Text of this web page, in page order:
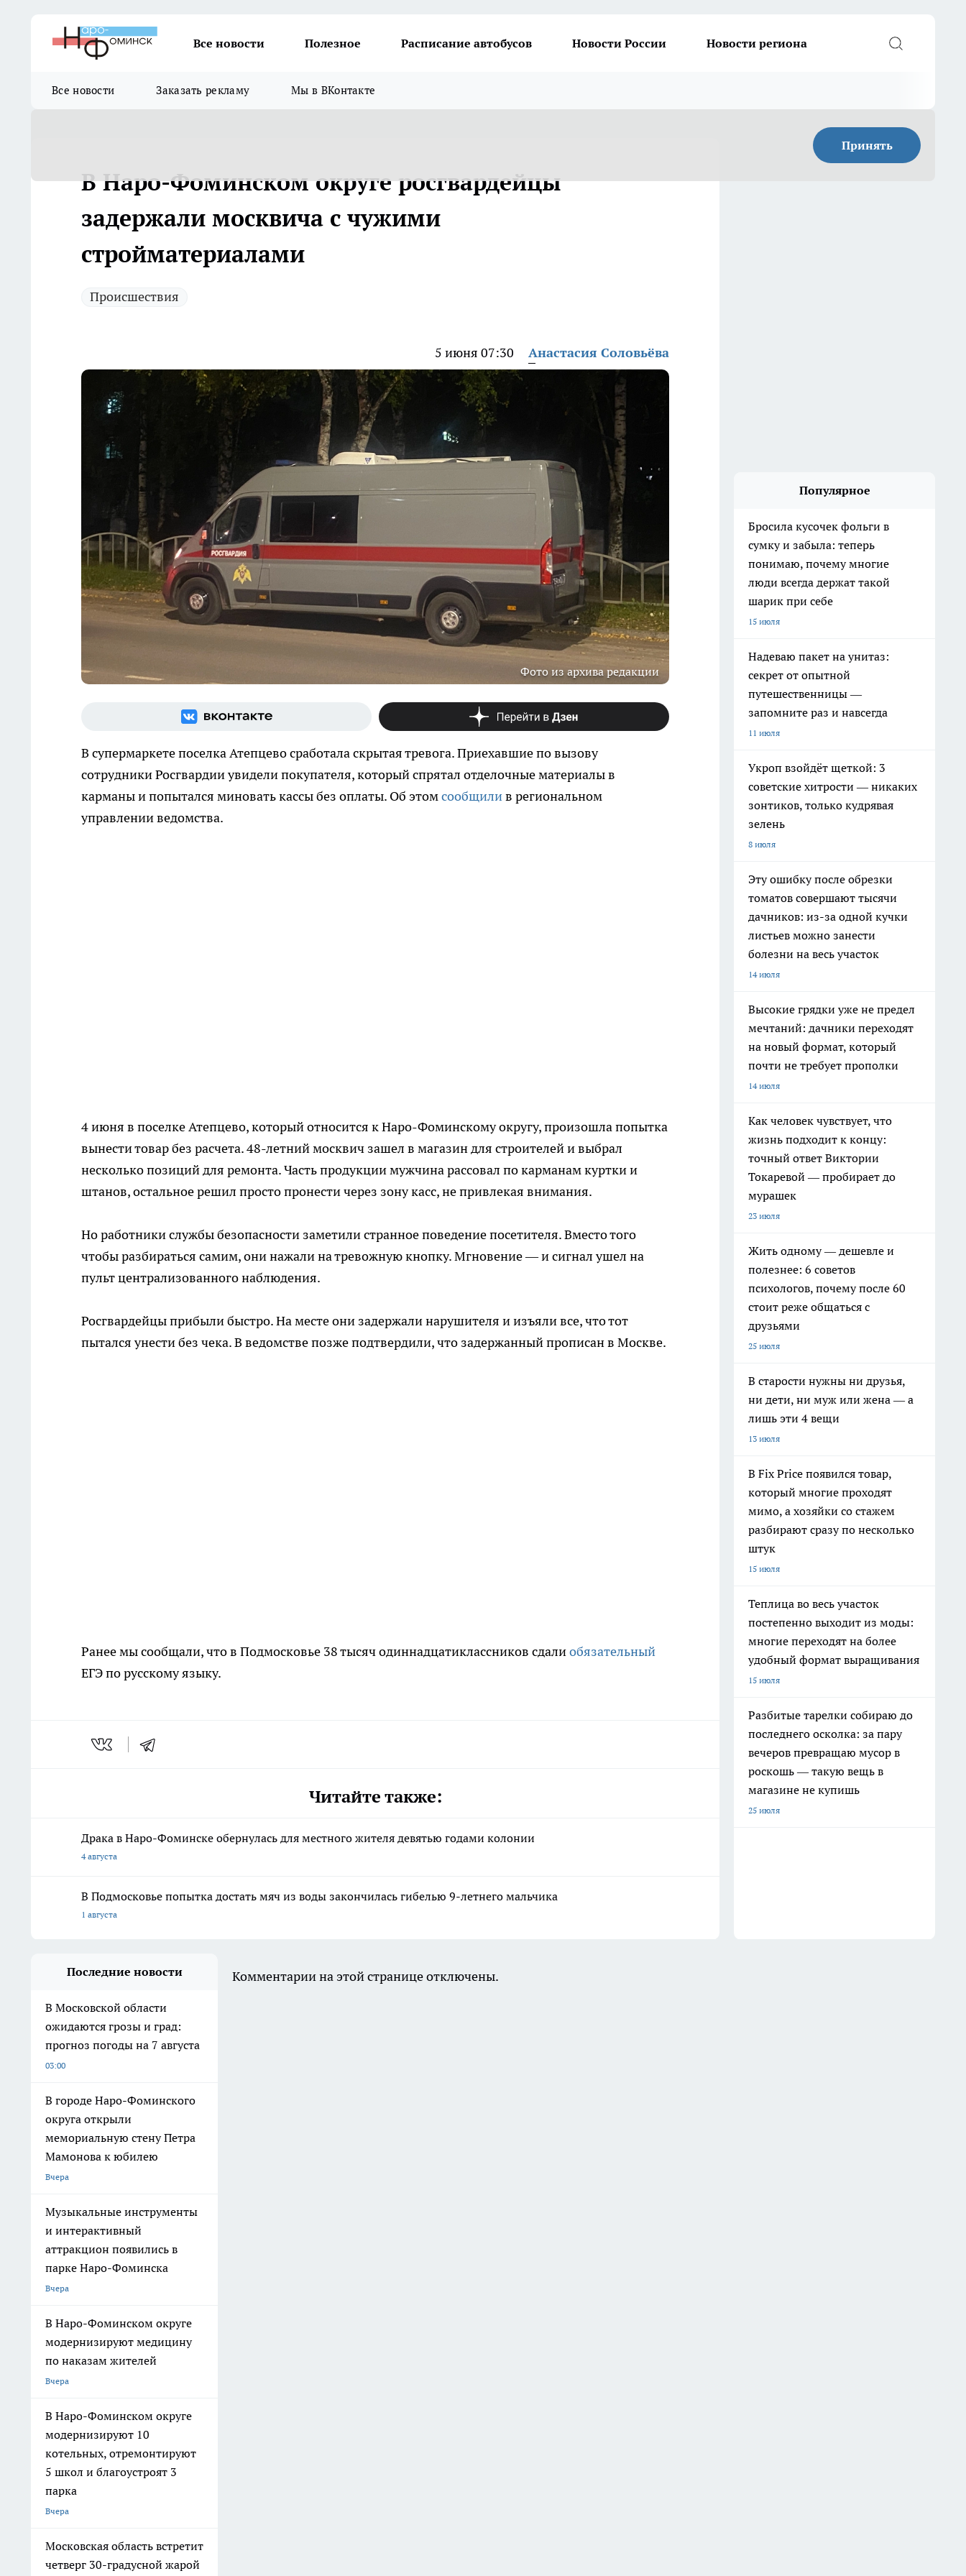
Все новости Полезное Расписание автобусов Новости России Новости региона
Все новости Заказать рекламу Мы в ВКонтакте
Принять
В Наро-Фоминском округе росгвардейцы
задержали москвича с чужими
стройматериалами
Происшествия
5 июня 07:30 Анастасия Соловьёва
Фото из архива редакции
В супермаркете поселка Атепцево сработала скрытая тревога. Приехавшие по вызову
сотрудники Росгвардии увидели покупателя, который спрятал отделочные материалы в
карманы и попытался миновать кассы без оплаты. Об этомсообщилив региональном
управлении ведомства.
4 июня в поселке Атепцево, который относится к Наро-Фоминскому округу, произошла попытка
вынести товар без расчета. 48-летний москвич зашел в магазин для строителей и выбрал
несколько позиций для ремонта. Часть продукции мужчина рассовал по карманам куртки и
штанов, остальное решил просто пронести через зону касс, не привлекая внимания.
Но работники службы безопасности заметили странное поведение посетителя. Вместо того
чтобы разбираться самим, они нажали на тревожную кнопку. Мгновение — и сигнал ушел на
пульт централизованного наблюдения.
Росгвардейцы прибыли быстро. На месте они задержали нарушителя и изъяли все, что тот
пытался унести без чека. В ведомстве позже подтвердили, что задержанный прописан в Москве.
Ранее мы сообщали, что в Подмосковье 38 тысяч одиннадцатиклассников сдалиобязательный
ЕГЭ по русскому языку.
Читайте также:
Драка в Наро-Фоминске обернулась для местного жителя девятью годами колонии
4 августа
В Подмосковье попытка достать мяч из воды закончилась гибелью 9-летнего мальчика
1 августа
Популярное
Бросила кусочек фольги в
сумку и забыла: теперь
понимаю, почему многие
люди всегда держат такой
шарик при себе
15 июля
Надеваю пакет на унитаз:
секрет от опытной
путешественницы —
запомните раз и навсегда
11 июля
Укроп взойдёт щеткой: 3
советские хитрости — никаких
зонтиков, только кудрявая
зелень
8 июля
Эту ошибку после обрезки
томатов совершают тысячи
дачников: из-за одной кучки
листьев можно занести
болезни на весь участок
14 июля
Высокие грядки уже не предел
мечтаний: дачники переходят
на новый формат, который
почти не требует прополки
14 июля
Как человек чувствует, что
жизнь подходит к концу:
точный ответ Виктории
Токаревой — пробирает до
мурашек
23 июля
Жить одному — дешевле и
полезнее: 6 советов
психологов, почему после 60
стоит реже общаться с
друзьями
25 июля
В старости нужны ни друзья,
ни дети, ни муж или жена — а
лишь эти 4 вещи
13 июля
В Fix Price появился товар,
который многие проходят
мимо, а хозяйки со стажем
разбирают сразу по несколько
штук
15 июля
Теплица во весь участок
постепенно выходит из моды:
многие переходят на более
удобный формат выращивания
15 июля
Разбитые тарелки собираю до
последнего осколка: за пару
вечеров превращаю мусор в
роскошь — такую вещь в
магазине не купишь
25 июля
Последние новости
В Московской области
ожидаются грозы и град:
прогноз погоды на 7 августа
03:00
В городе Наро-Фоминского
округа открыли
мемориальную стену Петра
Мамонова к юбилею
Вчера
Музыкальные инструменты
и интерактивный
аттракцион появились в
парке Наро-Фоминска
Вчера
В Наро-Фоминском округе
модернизируют медицину
по наказам жителей
Вчера
В Наро-Фоминском округе
модернизируют 10
котельных, отремонтируют
5 школ и благоустроят 3
парка
Вчера
Московская область встретит
четверг 30-градусной жарой
Комментарии на этой странице отключены.